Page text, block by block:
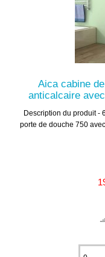
Aica cabine
anticalcaire
Description du produit - 6mm verre anticalcaire - Cabine de douche ,
porte de douche 750